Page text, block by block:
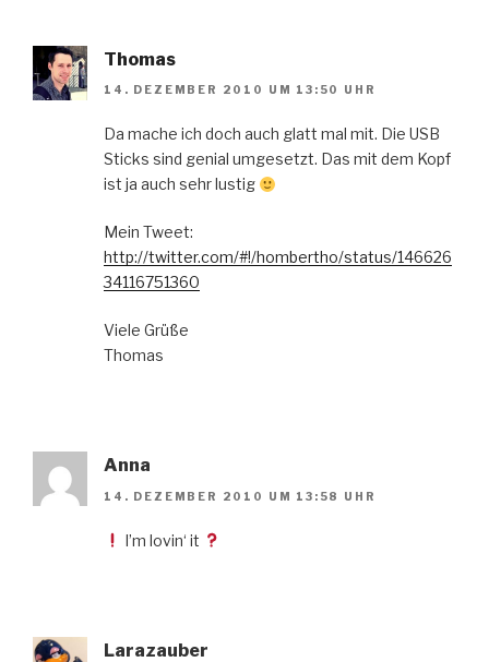
Thomas
14. DEZEMBER 2010 UM 13:50 UHR
Da mache ich doch auch glatt mal mit. Die USB
Sticks sind genial umgesetzt. Das mit dem Kopf
ist ja auch sehr lustig
Mein Tweet:
http://twitter.com/#!/hombertho/status/146626
34116751360
Viele Grüße
Thomas
Anna
14. DEZEMBER 2010 UM 13:58 UHR
I’m lovin‘ it
Larazauber